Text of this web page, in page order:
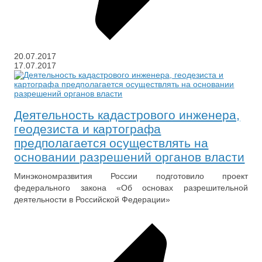
20.07.2017
17.07.2017
Деятельность кадастрового инженера,
геодезиста и картографа
предполагается осуществлять на
основании разрешений органов власти
Минэкономразвития России подготовило проект
федерального закона «Об основах разрешительной
деятельности в Российской Федерации»